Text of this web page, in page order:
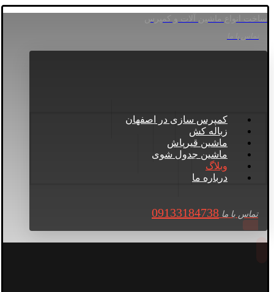
ساخت انواع ماشین آلات و کمپرس
کمپرس سازی در اصفهان
زباله کش
ماشین قیرپاش
ماشین جدول شوی
وبلاگ
درباره ما
تماس با ما 09133184738